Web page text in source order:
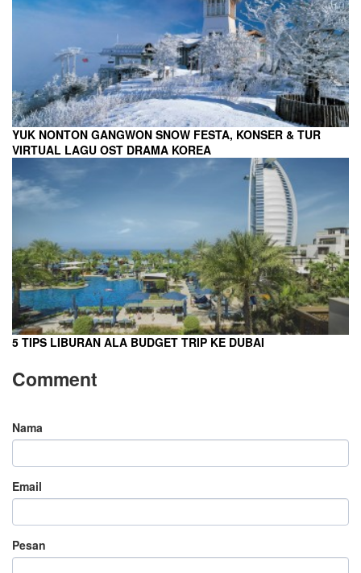
YUK NONTON GANGWON SNOW FESTA, KONSER & TUR
VIRTUAL LAGU OST DRAMA KOREA
5 TIPS LIBURAN ALA BUDGET TRIP KE DUBAI
Comment
Nama
Email
Pesan